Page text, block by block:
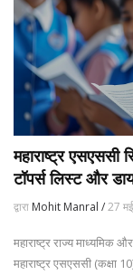
महाराष्ट्र
टॉपर्स लिस्ट और
द्वारा Mohit Manral /27
महाराष्ट्र राज्य माध्यमिक
महाराष्ट्र एसएससी (कक्षा